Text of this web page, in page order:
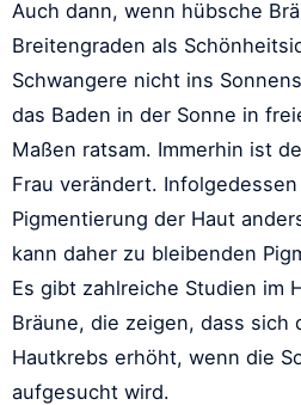
Auch dann, wenn hübsche
Breitengraden als
Schwangere nicht ins
das Baden in der Sonne in
Maßen ratsam. Immerhin ist
Frau verändert.
Pigmentierung der Haut
kann daher zu bleibenden
Es gibt zahlreiche Studien im
Bräune, die zeigen, dass sich
Hautkrebs erhöht, wenn die
aufgesucht wird.